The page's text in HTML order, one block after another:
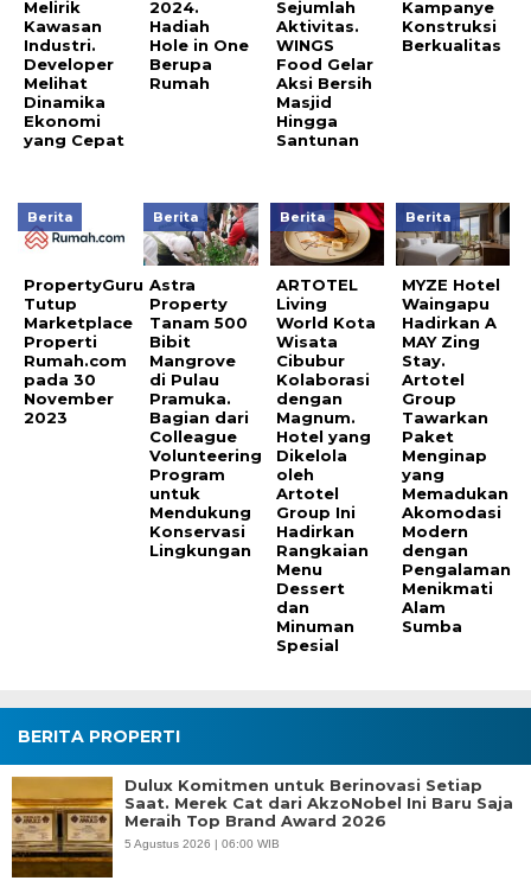
Melirik
Kawasan
Industri.
Developer
Melihat
Dinamika
Ekonomi
yang Cepat
2024.
Hadiah
Hole in One
Berupa
Rumah
Sejumlah
Aktivitas.
WINGS
Food Gelar
Aksi Bersih
Masjid
Hingga
Santunan
Kampanye
Konstruksi
Berkualitas
Berita
PropertyGuru
Tutup
Marketplace
Properti
Rumah.com
pada 30
November
2023
Berita
Astra
Property
Tanam 500
Bibit
Mangrove
di Pulau
Pramuka.
Bagian dari
Colleague
Volunteering
Program
untuk
Mendukung
Konservasi
Lingkungan
Berita
ARTOTEL
Living
World Kota
Wisata
Cibubur
Kolaborasi
dengan
Magnum.
Hotel yang
Dikelola
oleh
Artotel
Group Ini
Hadirkan
Rangkaian
Menu
Dessert
dan
Minuman
Spesial
Berita
MYZE Hotel
Waingapu
Hadirkan A
MAY Zing
Stay.
Artotel
Group
Tawarkan
Paket
Menginap
yang
Memadukan
Akomodasi
Modern
dengan
Pengalaman
Menikmati
Alam
Sumba
BERITA PROPERTI
Dulux Komitmen untuk Berinovasi Setiap
Saat. Merek Cat dari AkzoNobel Ini Baru Saja
Meraih Top Brand Award 2026
5 Agustus 2026 | 06:00 WIB